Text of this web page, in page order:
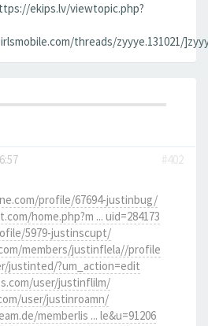
ekips.lv/viewtopic.php?
threads/zyyye.131021/
#402
profile/67694-justinbug/
home.php?m ... uid=284173
5979-justinscupt/
members/justinflela//profile
justinted/?um_action=edit
user/justinflilm/
user/justinroamn/
memberlis ... le&u=91206